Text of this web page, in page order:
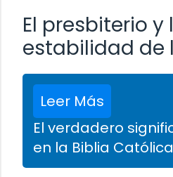
El presbiterio y
estabilidad de
Leer Más
El verdadero
en la Biblia Católica